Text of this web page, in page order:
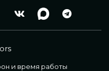
и время работы